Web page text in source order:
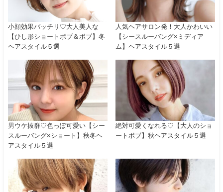
小顔効果バッチリ♡大人美人な
【ひし形ショートボブ＆ボブ】冬
ヘアスタイル５選
人気ヘアサロン発！大人かわいい
【シースルーバング×ミディア
ム】ヘアスタイル５選
男ウケ抜群♡色っぽ可愛い【シー
スルーバング×ショート】秋冬ヘ
アスタイル５選
絶対可愛くなれる♡【大人のショ
ートボブ】秋ヘアスタイル５選